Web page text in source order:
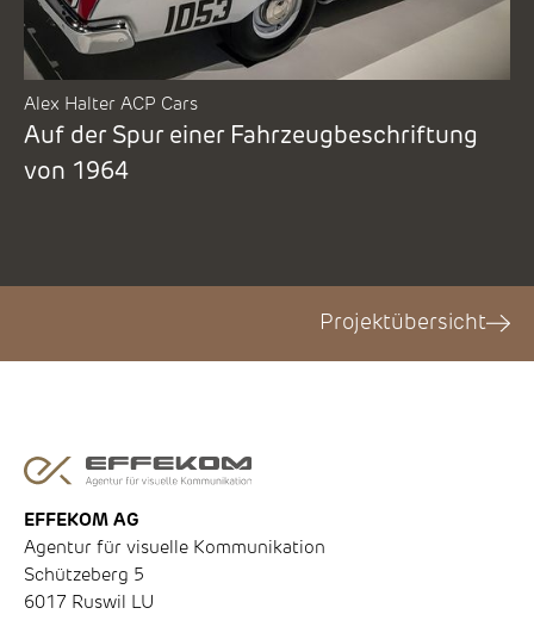
Alex Halter ACP Cars
Auf der Spur einer Fahrzeugbeschriftung
von 1964
Projektübersicht
EFFEKOM AG
Agentur für visuelle Kommunikation
Schützeberg 5
6017 Ruswil LU